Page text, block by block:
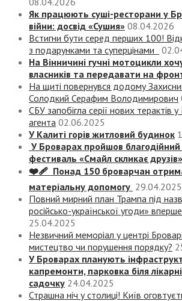
Як працюють суші-ресторани у
війни: досвід «Сушия» 08.04.2026
Встигни бути серед перших 100!
з подарунками та суперцінами
На Вінничині гучні мотоцикли
власників та передавати на
На щиті повернувся додому
Солодкий Серафим Володимирович
СБУ запобігла серії нових терактів
агента 02.06.2025
У Калиті горів житловий будинок
У Броварах пройшов
фестиваль «Смайл скликає друзів»
❤️‍🩹 Понад 150 броварчан
матеріальну допомогу 29.04.2025
Повний мирний план Трампа під
російсько-української угоди»
25.04.2025
Незвичний меморіал у центрі
мистецтво чи порушення порядку?
У Броварах планують
капремонти, парковка біля
садочку 24.04.2025
Страшна ніч у столиці! Київ